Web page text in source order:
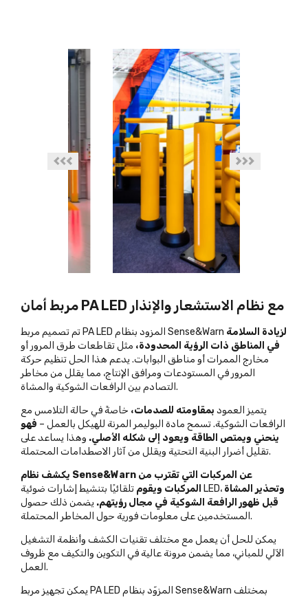
مربط أمان PA LED مع نظام الاستشعار والإنذار
تم تصميم مربط PA LED المزود بنظام Sense&Warn لزيادة السلامة
في المناطق ذات الرؤية المحدودة، مثل تقاطعات طرق المرور أو
مخارج الممرات أو مناطق البوابات. يدعم هذا الحل تنظيم حركة
المرور في المستودعات ومرافق الإنتاج، مما يقلل من مخاطر
التصادم بين الرافعات الشوكية والمشاة.
يتميز العمود بمقاومته للصدمات، خاصةً في حالة التلامس مع
الرافعات الشوكية. تسمح مادة البوليمر المرنة للهيكل بالعمل – فهو
ينحني ويمتص الطاقة ويعود إلى شكله الأصلي. وهذا يساعد على
تقليل أضرار البنية التحتية ويقلل من آثار الاصطدامات المحتملة.
يكشف نظام Sense&Warn عن المركبات التي تقترب من
المركبات ويقوم تلقائيًا بتنشيط إشارات ضوئية LED، وتحذير المشاة
قبل ظهور الرافعة الشوكية في مجال رؤيتهم. يضمن ذلك حصول
المستخدمين على معلومات فورية حول المخاطر المحتملة.
يمكن للحل أن يعمل مع مختلف تقنيات الكشف وأنظمة التشغيل
الآلي للمباني، مما يضمن مرونة عالية في التكوين والتكيف مع ظروف
العمل.
يمكن تجهيز مربط PA LED المزوّد بنظام Sense&Warn بمختلف